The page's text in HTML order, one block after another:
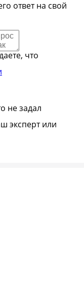
ответ на свой
что
не задал
эксперт или